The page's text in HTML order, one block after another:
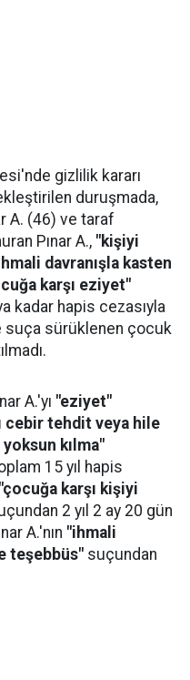
gizlilik kararı
duruşmada,
A. (46) ve taraf
Pınar A., "kişiyi
davranışla kasten
karşı eziyet"
kadar hapis cezasıyla
suça sürüklenen çocuk
A.'yı "eziyet"
cebir tehdit veya hile
kılma"
15 yıl hapis
"çocuğa karşı kişiyi
2 yıl 2 ay 20 gün
A.'nın "ihmali
teşebbüs" suçundan